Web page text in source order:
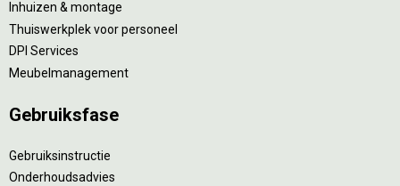
Inhuizen & montage
Thuiswerkplek voor personeel
DPI Services
Meubelmanagement
Gebruiksfase
Gebruiksinstructie
Onderhoudsadvies